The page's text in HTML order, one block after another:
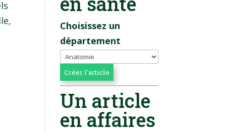
Choisissez un
département
Un article
en affaires